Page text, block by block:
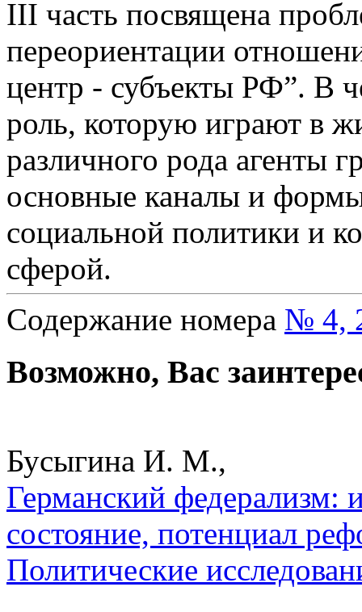
III часть посвящена
переориентации
центр - субъекты РФ”. В
роль, которую играют в
различного рода агенты
основные каналы и
социальной политики и
сферой.
Содержание номера № 4,
Возможно, Вас
Бусыгина И. М.,
Германский федерализм:
состояние, потенциал
Политические